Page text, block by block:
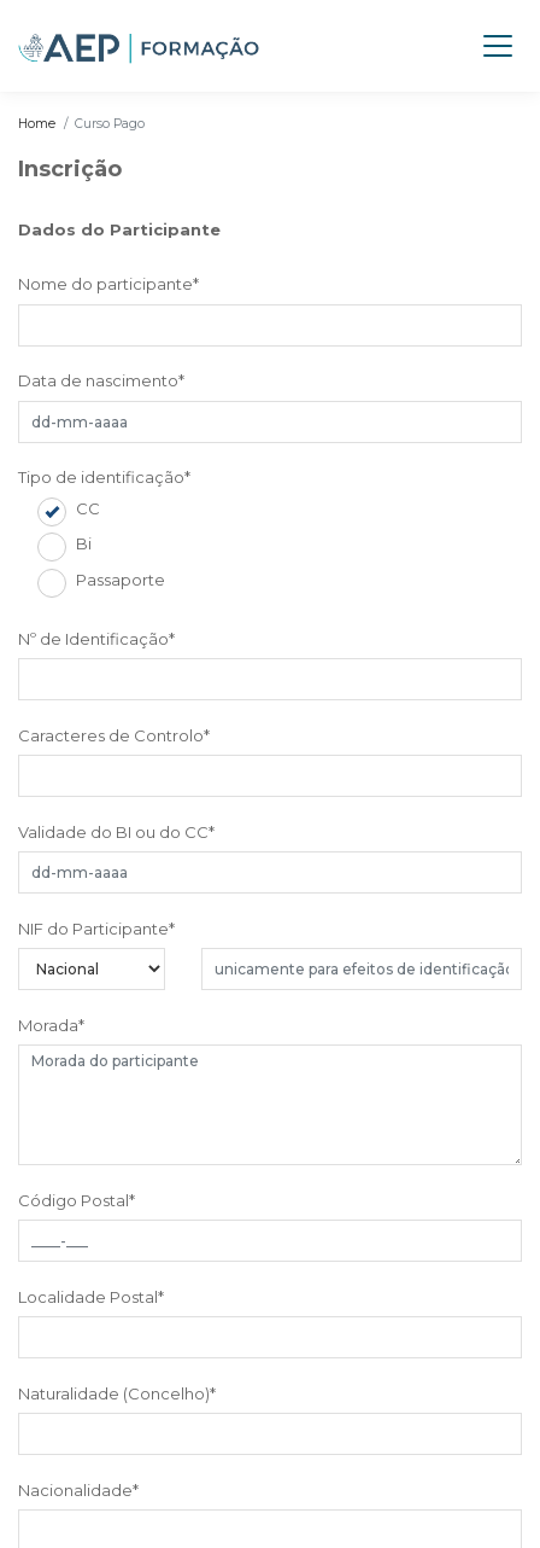
Home Curso Pago
Inscrição
Dados do Participante
Nome do participante*
Data de nascimento*
Tipo de identificação*
CC
Bi
Passaporte
Nº de Identificação*
Caracteres de Controlo*
Validade do BI ou do CC*
NIF do Participante*
Morada*
Código Postal*
Localidade Postal*
Naturalidade (Concelho)*
Nacionalidade*